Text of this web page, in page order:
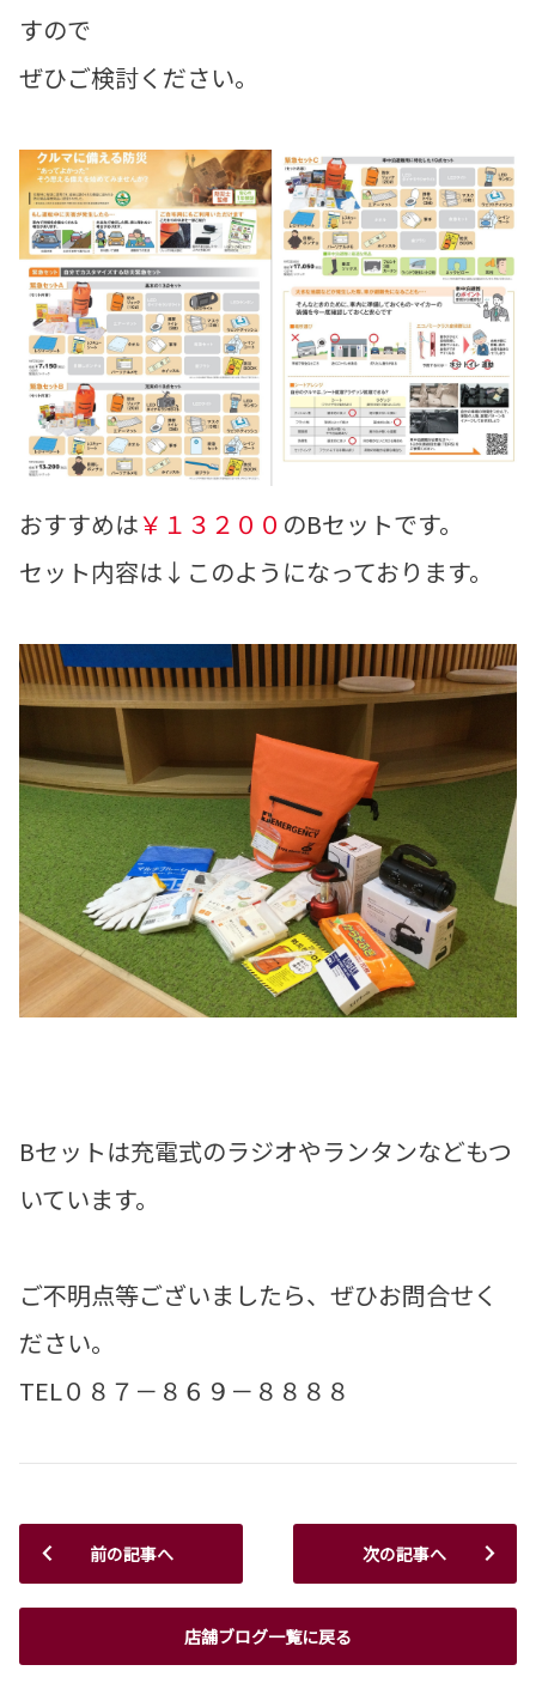
すので
ぜひご検討ください。
おすすめは￥１３２００ のBセットです。
セット内容は↓このようになっております。
Bセットは充電式のラジオやランタンなどもつ
いています。
ご不明点等ございましたら、ぜひお問合せく
ださい。
TEL０８７－８６９－８８８８
前の記事へ
店舗ブログ一覧に戻る
次の記事へ